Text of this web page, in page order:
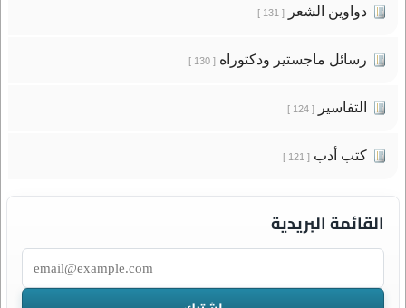
دواوين الشعر[ 131 ]
رسائل ماجستير ودكتوراه[ 130 ]
التفاسير[ 124 ]
كتب أدب[ 121 ]
القائمة البريدية